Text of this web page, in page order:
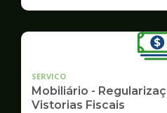
SERVICO
Mobiliário -
Vistorias Fiscais